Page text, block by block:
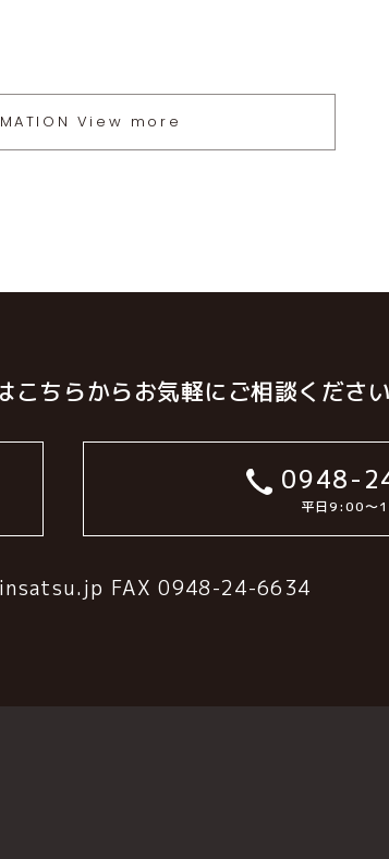
View more
こちらからお気軽にご相談ください
0948-
平⽇9:00〜
FAX 0948-24-6634